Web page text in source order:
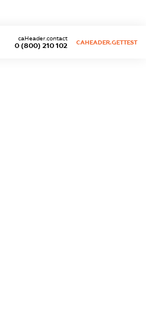
0 (800) 210 102
caHeader.contact
CAHEADER.GETTEST